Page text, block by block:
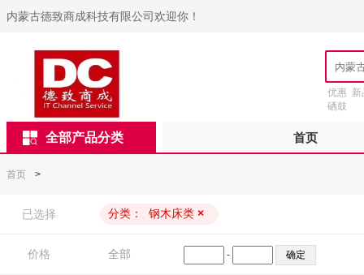
内蒙古德致商成科技有限公司欢迎你！
优惠 新
硒鼓
全部产品分类 首页
首页 >
已选择 分类： 钢木床类 ×
价格 全部 -